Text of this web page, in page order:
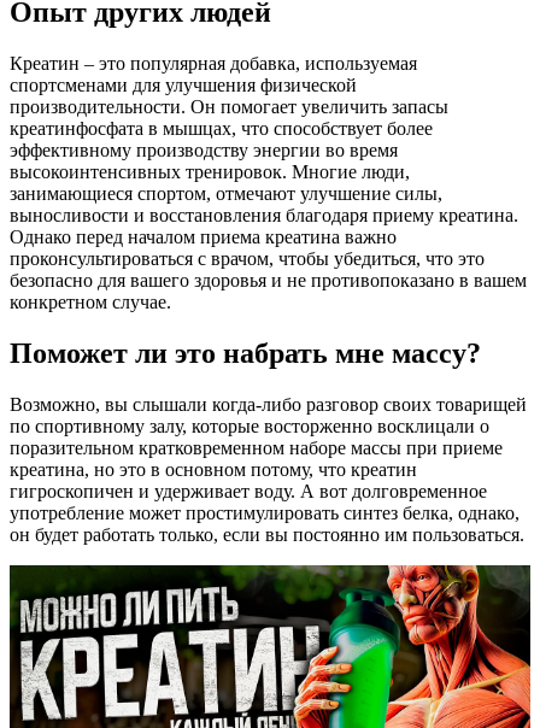
Опыт других людей
Креатин – это популярная добавка, используемая
спортсменами для улучшения физической
производительности. Он помогает увеличить запасы
креатинфосфата в мышцах, что способствует более
эффективному производству энергии во время
высокоинтенсивных тренировок. Многие люди,
занимающиеся спортом, отмечают улучшение силы,
выносливости и восстановления благодаря приему креатина.
Однако перед началом приема креатина важно
проконсультироваться с врачом, чтобы убедиться, что это
безопасно для вашего здоровья и не противопоказано в вашем
конкретном случае.
Поможет ли это набрать мне массу?
Возможно, вы слышали когда-либо разговор своих товарищей
по спортивному залу, которые восторженно восклицали о
поразительном кратковременном наборе массы при приеме
креатина, но это в основном потому, что креатин
гигроскопичен и удерживает воду. А вот долговременное
употребление может простимулировать синтез белка, однако,
он будет работать только, если вы постоянно им пользоваться.